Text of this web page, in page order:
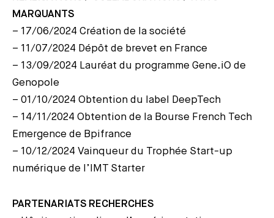
MARQUANTS
– 17/06/2024 Création de la société
– 11/07/2024 Dépôt de brevet en France
– 13/09/2024 Lauréat du programme Gene.iO de
Genopole
– 01/10/2024 Obtention du label DeepTech
– 14/11/2024 Obtention de la Bourse French Tech
Emergence de Bpifrance
– 10/12/2024 Vainqueur du Trophée Start-up
numérique de l’IMT Starter
PARTENARIATS RECHERCHES